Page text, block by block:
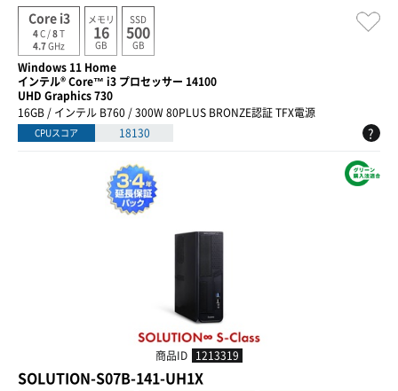
Core i3
4C /8T
4.7GHz
メモリ
16
GB
SSD
500
GB
Windows 11 Home
インテル® Core™ i3 プロセッサー 14100
UHD Graphics 730
16GB / インテル B760 / 300W 80PLUS BRONZE認証 TFX電源
CPUスコア 18130 ?
商品ID 1213319
SOLUTION-S07B-141-UH1X